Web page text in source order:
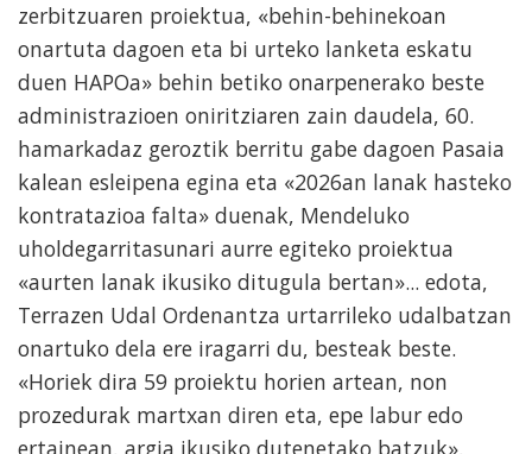
zerbitzuaren proiektua, «behin-behinekoan
onartuta dagoen eta bi urteko lanketa eskatu
duen HAPOa» behin betiko onarpenerako beste
administrazioen oniritziaren zain daudela, 60.
hamarkadaz geroztik berritu gabe dagoen Pasaia
kalean esleipena egina eta «2026an lanak hasteko
kontratazioa falta» duenak, Mendeluko
uholdegarritasunari aurre egiteko proiektua
«aurten lanak ikusiko ditugula bertan»... edota,
Terrazen Udal Ordenantza urtarrileko udalbatzan
onartuko dela ere iragarri du, besteak beste.
«Horiek dira 59 proiektu horien artean, non
prozedurak martxan diren eta, epe labur edo